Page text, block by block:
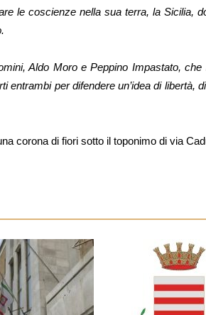
le coscienze nella sua terra, la Sicilia,
Aldo Moro e Peppino Impastato, che
per difendere un’idea di libertà,
corona di fiori sotto il toponimo di via